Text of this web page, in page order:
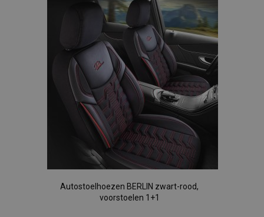
aan
verlanglijst
Autostoelhoezen BERLIN zwart-rood,
voorstoelen 1+1